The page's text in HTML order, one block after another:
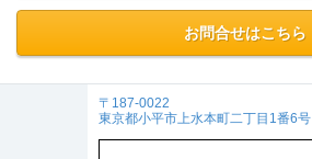
お問合せはこちら
〒187-0022
東京都小平市上水本町二丁目1番6号